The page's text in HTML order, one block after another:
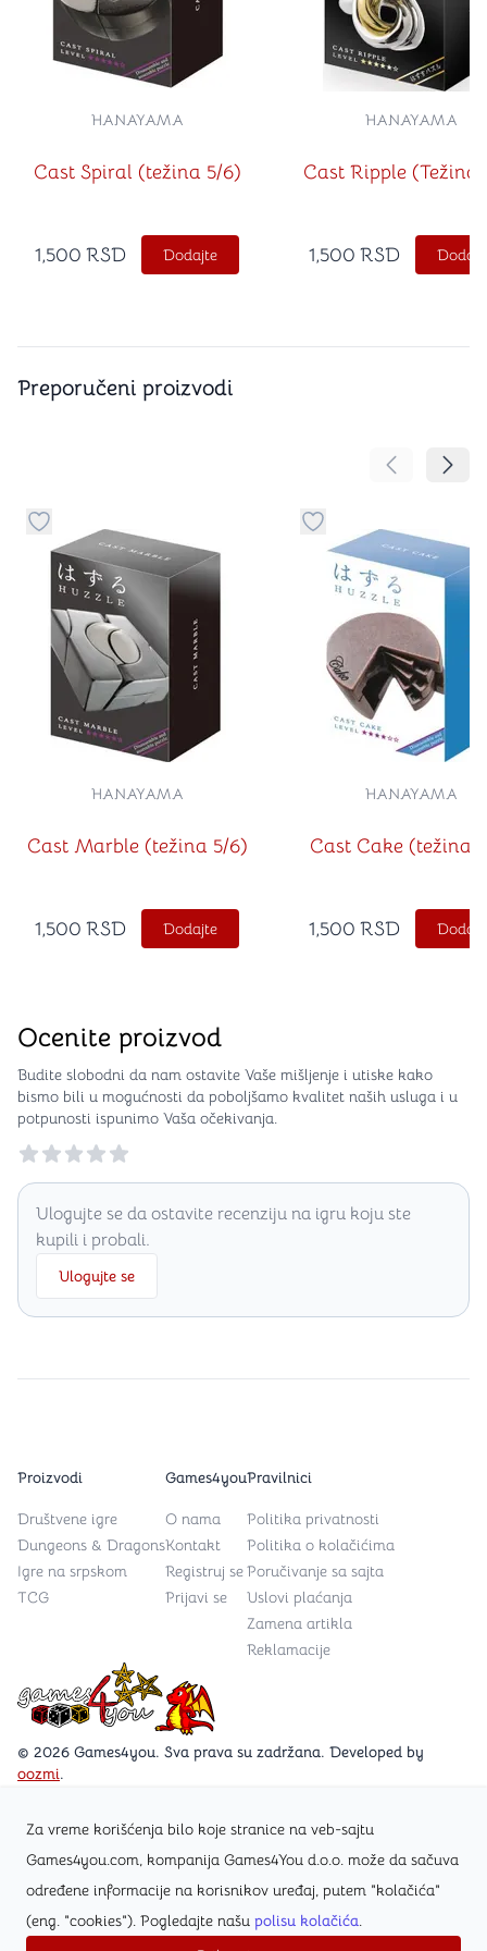
Za vreme korišćenja bilo koje stranice na veb-sajtu
Games4you.com, kompanija Games4You d.o.o. može da sačuva
određene informacije na korisnikov uređaj, putem "kolačića"
(eng. "cookies"). Pogledajte našu polisu kolačića.
Cast Spiral (težina 5/6)
HANAYAMA
1,500 RSD Dodajte
Cast Ripple (Težina
HANAYAMA
1,500 RSD
Preporučeni proizvodi
Pomeranje
Dugme za dodavanje stvari u kategoriju omiljeno
Cast Marble (težina 5/6)
HANAYAMA
1,500 RSD Dodajte
Dugme za dodavanje
Cast Cake (težina
HANAYAMA
1,500 RSD
Ocenite proizvod
Budite slobodni da nam ostavite Vaše mišljenje i utiske kako
bismo bili u mogućnosti da poboljšamo kvalitet naših usluga i u
potpunosti ispunimo Vaša očekivanja.
Reviews
Ulogujte se da ostavite recenziju na igru koju ste
kupili i probali.
Ulogujte se
Games4you logo
© 2026 Games4you. Sva prava su zadržana. Developed by
oozmi.
Posetite Facebook stranicu /Games4you.rs
Zapratite Instagram profil @games4yours
Proizvodi
Društvene igre
Dungeons & Dragons
Igre na srpskom
TCG
Games4you
O nama
Kontakt
Registruj se
Prijavi se
Pravilnici
Politika privatnosti
Politika o kolačićima
Poručivanje sa sajta
Uslovi plaćanja
Zamena artikla
Reklamacije